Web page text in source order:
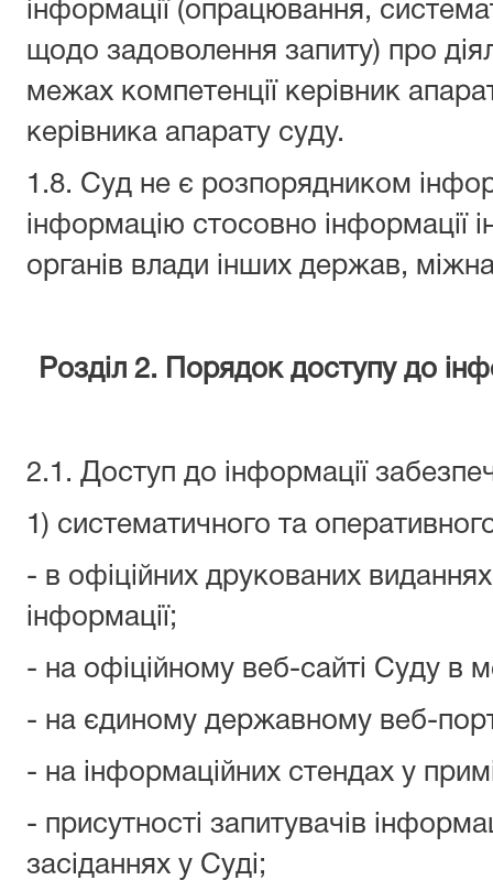
інформації (опрацювання,
щодо задоволення запиту) про
межах компетенції керівник
керівника апарату суду.
1.8. Суд не є розпорядником
інформацію стосовно інформації
органів влади інших держав,
Розділ 2. Порядок доступу до
2.1. Доступ до інформації
1) систематичного та
- в офіційних друкованих
інформації;
- на офіційному веб-сайті Суду в
- на єдиному державному веб-
- на інформаційних стендах у
- присутності запитувачів
засіданнях у Суді;